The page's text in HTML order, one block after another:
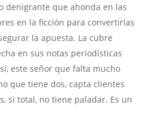
denigrante que ahonda en las
en la ficción para convertirlas
la apuesta. La cubre
en sus notas periodísticas
este señor que falta mucho
que tiene dos, capta clientes
si total, no tiene paladar. Es un